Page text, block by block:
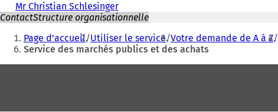
Mr Christian Schlesinger
ContactStructure organisationnelle
Vous
êtes
ici
Page d'accueil Utiliser le service Votre demande de A à Z
Service des marchés publics et des achats